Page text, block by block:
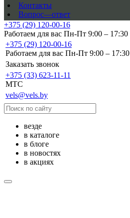
Контакты
Вопрос—ответ
+375 (29) 120-00-16
Работаем для вас Пн-Пт 9:00 – 17:30
+375 (29) 120-00-16
Работаем для вас Пн-Пт 9:00 – 17:30
Заказать звонок
+375 (33) 623-11-11
MTC
vels@vels.by
везде
в каталоге
в блоге
в новостях
в акциях